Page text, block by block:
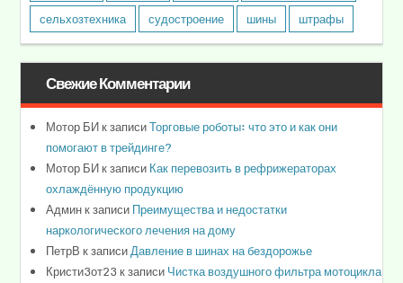
сельхозтехника
судостроение шины штрафы
Свежие Комментарии
Мотор БИк записиТорговые роботы: что это и как они
помогают в трейдинге?
Мотор БИк записиКак перевозить в рефрижераторах
охлаждённую продукцию
Админк записиПреимущества и недостатки
наркологического лечения на дому
ПетрВ к записиДавление в шинах на бездорожье
Кристи3от23 к записиЧистка воздушного фильтра мотоцикла